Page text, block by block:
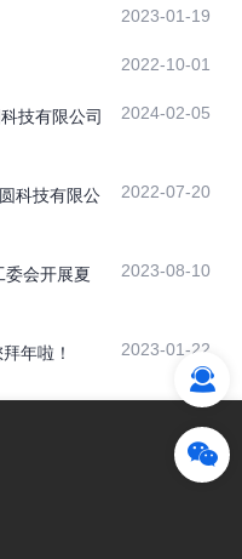
2023-01-19
2022-10-01
技有限公司
2024-02-05
科技有限公
2022-07-20
委会开展夏
2023-08-10
年啦！ 2023-01-22